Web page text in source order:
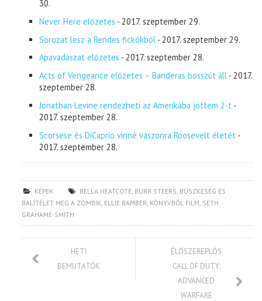
30.
Never Here előzetes - 2017. szeptember 29.
Sorozat lesz a Rendes fickókból - 2017. szeptember 29.
Apavadászat előzetes - 2017. szeptember 28.
Acts of Vengeance előzetes – Banderas bosszút áll - 2017.
szeptember 28.
Jonathan Levine rendezheti az Amerikába jöttem 2-t -
2017. szeptember 28.
Scorsese és DiCaprio vinné vászonra Roosevelt életét -
2017. szeptember 28.
KÉPEK BELLA HEATCOTE BURR STEERS BÜSZKESÉG ÉS
BALÍTÉLET MEG A ZOMBIK ELLIE BAMBER KÖNYVBŐL FILM SETH
GRAHAME-SMITH
HETI
BEMUTATÓK
ÉLŐSZEREPLŐS
CALL OF DUTY:
ADVANCED
WARFARE